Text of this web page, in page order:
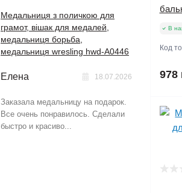
Медальниця з поличкою для
грамот, вішак для медалей,
медальниця борьба,
медальниця wresling hwd-А0446
Елена 18.07.2026
Заказала медальницу на подарок.
Все очень понравилось. Сделали
быстро и красиво...
В
Код
978